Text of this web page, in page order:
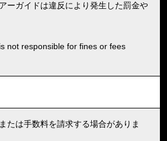
ーガイドは違反により発生した罰金や
not responsible for fines or fees
たは手数料を請求する場合がありま